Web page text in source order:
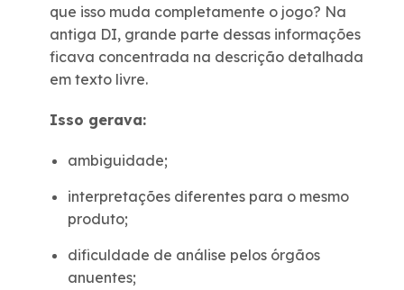
que isso muda completamente o jogo? Na
antiga DI, grande parte dessas informações
ficava concentrada na descrição detalhada
em texto livre.
Isso gerava:
ambiguidade;
interpretações diferentes para o mesmo
produto;
dificuldade de análise pelos órgãos
anuentes;